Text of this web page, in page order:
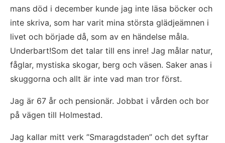
mans död i december kunde jag inte läsa böcker och
inte skriva, som har varit mina största glädjeämnen i
livet och började då, som av en händelse måla.
Underbart!Som det talar till ens inre! Jag målar natur,
fåglar, mystiska skogar, berg och väsen. Saker anas i
skuggorna och allt är inte vad man tror först.
Jag är 67 år och pensionär. Jobbat i vården och bor
på vägen till Holmestad.
Jag kallar mitt verk ”Smaragdstaden” och det syftar